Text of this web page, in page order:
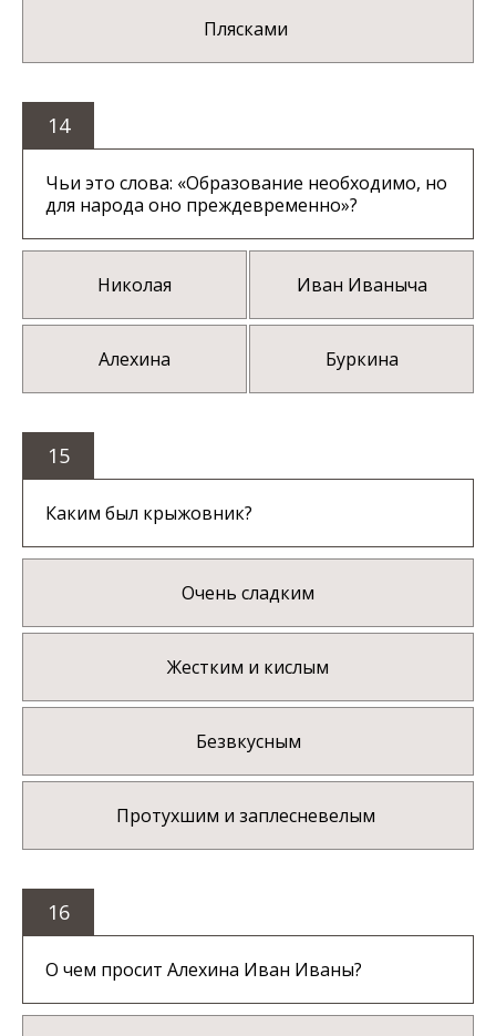
Плясками
14
Чьи это слова: «Образование необходимо, но
для народа оно преждевременно»?
Николая Иван Иваныча
Алехина Буркина
15
Каким был крыжовник?
Очень сладким
Жестким и кислым
Безвкусным
Протухшим и заплесневелым
16
О чем просит Алехина Иван Иваны?